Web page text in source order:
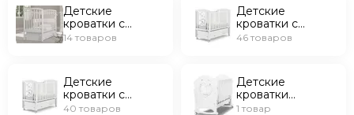
Детские кроватки с поперечным маятником
Детские кроватки без маятника
Люльки
Подростковые кровати
Аксессуары для кроватей
Детские
кроватки с
универсальным
14 товаров
Детские
кроватки с
продольным
46 товаров
Детские
кроватки с
продольным
40 товаров
Детские
кроватки
качалка-колесо
1 товар